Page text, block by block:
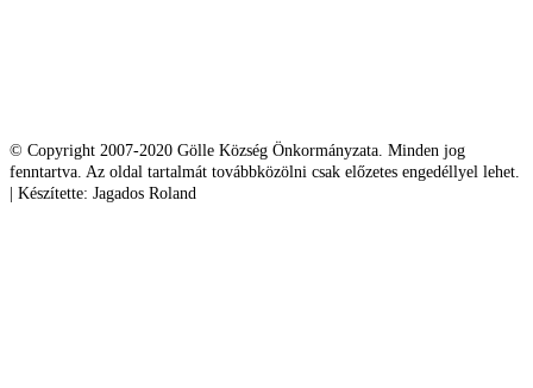
© Copyright 2007-2020 Gölle Község Önkormányzata. Minden jog
fenntartva. Az oldal tartalmát továbbközölni csak előzetes engedéllyel lehet.
| Készítette: Jagados Roland